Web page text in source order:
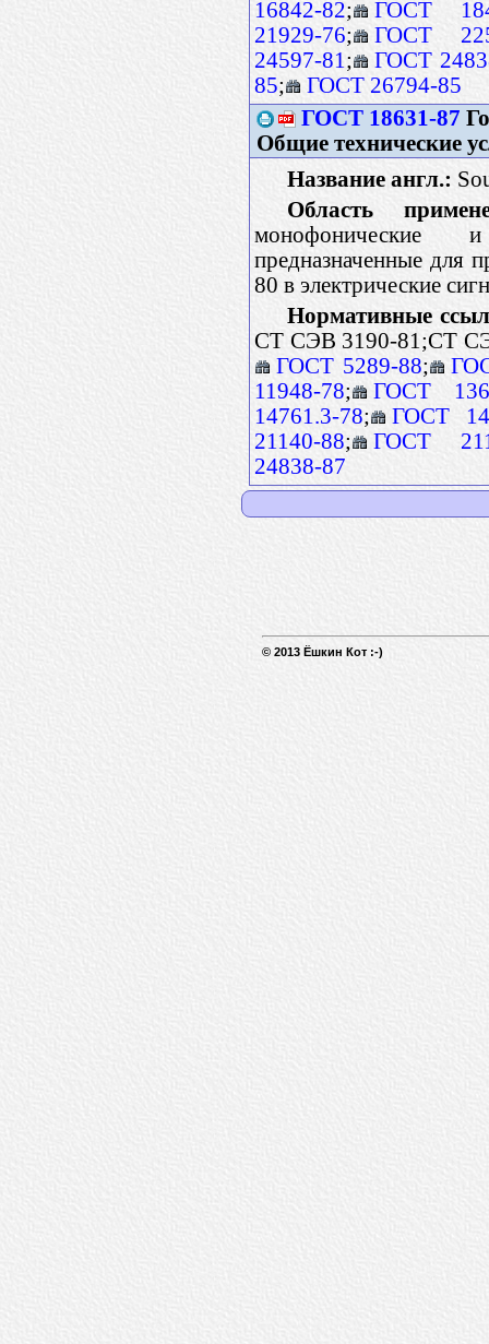
16842-82;
ГОСТ
21929-76;
ГОСТ
24597-81 ;
ГОСТ
85;
ГОСТ 26794-85
ГОСТ 18631-87
Общие технические
Название англ.:
Область
монофонические и
предназначенные для
80 в электрические
Нормативные
СТ СЭВ 3190-81;СТ
ГОСТ 5289-88;
11948-78;
ГОСТ
14761.3-78;
ГОСТ
21140-88;
ГОСТ
24838-87
© 2013 Ёшкин Кот :-)